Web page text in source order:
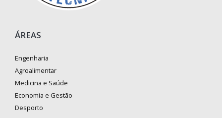
ÁREAS
Engenharia
Agroalimentar
Medicina e Saúde
Economia e Gestão
Desporto